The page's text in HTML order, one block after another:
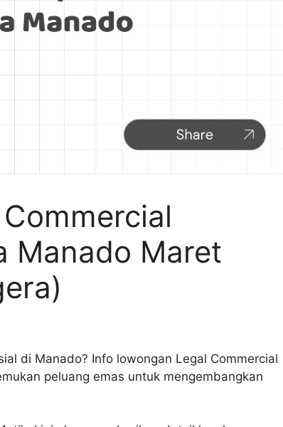
Manado Maret
di Manado? Info lowongan Legal Commercial
peluang emas untuk mengembangkan